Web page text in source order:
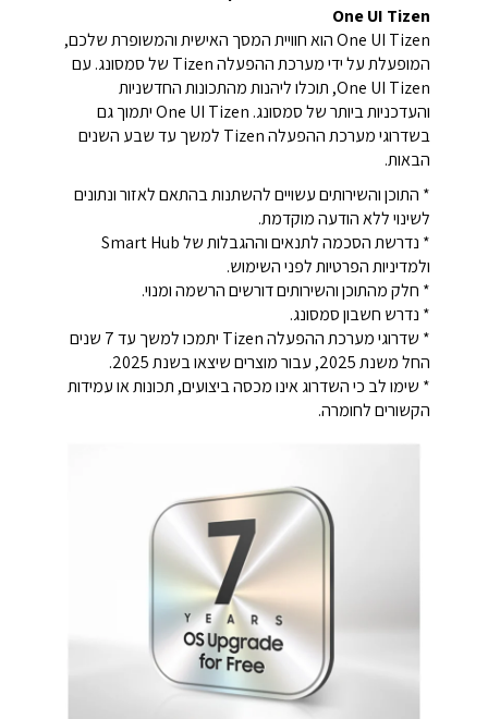
One UI Tizen
One UI Tizen הוא חוויית המסך האישית והמשופרת שלכם,
המופעלת על ידי מערכת ההפעלה Tizen של סמסונג. עם
One UI Tizen, תוכלו ליהנות מהתכונות החדשניות
והעדכניות ביותר של סמסונג. One UI Tizen יתמוך גם
בשדרוגי מערכת ההפעלה Tizen למשך עד שבע השנים
הבאות.
* התוכן והשירותים עשויים להשתנות בהתאם לאזור ונתונים
לשינוי ללא הודעה מוקדמת.
* נדרשת הסכמה לתנאים וההגבלות של Smart Hub
ולמדיניות הפרטיות לפני השימוש.
* חלק מהתוכן והשירותים דורשים הרשמה ומנוי.
* נדרש חשבון סמסונג.
* שדרוגי מערכת ההפעלה Tizen יתמכו למשך עד 7 שנים
החל משנת 2025, עבור מוצרים שיצאו בשנת 2025.
* שימו לב כי השדרוג אינו מכסה ביצועים, תכונות או עמידות
הקשורים לחומרה.